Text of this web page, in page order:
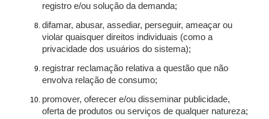
registro e/ou solução da demanda;
difamar, abusar, assediar, perseguir, ameaçar ou
violar quaisquer direitos individuais (como a
privacidade dos usuários do sistema);
registrar reclamação relativa a questão que não
envolva relação de consumo;
promover, oferecer e/ou disseminar publicidade,
oferta de produtos ou serviços de qualquer natureza;